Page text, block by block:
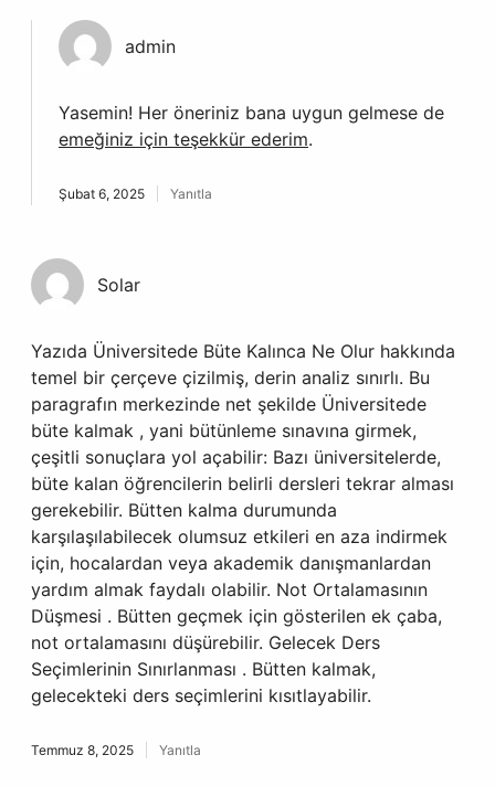
admin
Yasemin! Her öneriniz bana uygun gelmese de
emeğiniz için teşekkür ederim.
Şubat 6, 2025 Yanıtla
Solar
Yazıda Üniversitede Büte Kalınca Ne Olur hakkında
temel bir çerçeve çizilmiş, derin analiz sınırlı. Bu
paragrafın merkezinde net şekilde Üniversitede
büte kalmak , yani bütünleme sınavına girmek,
çeşitli sonuçlara yol açabilir: Bazı üniversitelerde,
büte kalan öğrencilerin belirli dersleri tekrar alması
gerekebilir. Bütten kalma durumunda
karşılaşılabilecek olumsuz etkileri en aza indirmek
için, hocalardan veya akademik danışmanlardan
yardım almak faydalı olabilir. Not Ortalamasının
Düşmesi . Bütten geçmek için gösterilen ek çaba,
not ortalamasını düşürebilir. Gelecek Ders
Seçimlerinin Sınırlanması . Bütten kalmak,
gelecekteki ders seçimlerini kısıtlayabilir.
Temmuz 8, 2025 Yanıtla